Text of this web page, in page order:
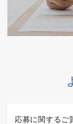
応募に関するご